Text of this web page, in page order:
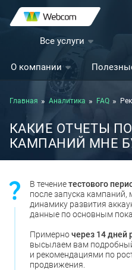
Все услуги
О компании
Главная Аналитика FAQ
КАКИЕ ОТЧЕТЫ
КАМПАНИЙ МНЕ
В течениетестового
после запуска
динамику развития
данные по основным
Примерночерез 14 дней
высылаем вам
и рекомендациями по
продвижения.